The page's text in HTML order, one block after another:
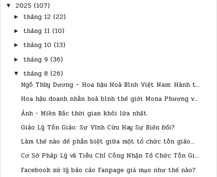
▼ 2025 (107)
► tháng 12 (22)
► tháng 11 (10)
► tháng 10 (13)
► tháng 9 (36)
▼ tháng 8 (26)
Ngô Thùy Dương – Hoa hậu Hoà Bình Việt Nam: Hành t...
Hoa hậu doanh nhân hoà bình thế giới Mona Phương v...
Ảnh - Miền Bắc thời gian khói lửa nhất
Giáo Lý Tôn Giáo: Sự Vĩnh Cửu Hay Sự Biến Đổi?
Làm thế nào để phân biệt giữa một tổ chức tôn giáo...
Cơ Sở Pháp Lý và Tiêu Chí Công Nhận Tổ Chức Tôn Gi...
Facebook xử lý báo cáo Fanpage giả mạo như thế nào?